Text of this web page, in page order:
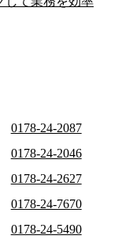
0178-24-2087
0178-24-2046
0178-24-2627
0178-24-7670
0178-24-5490